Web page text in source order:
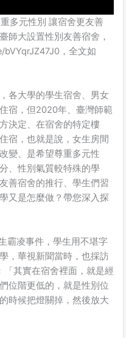
多元性別 讓宿舍更友善
師大設置性別友善宿舍，
，全文如
各大學的學生宿舍、男女
宿，但2020年、臺灣師範
決定、在宿舍的特定樓
宿，也就是說，女生房間
變、是希望尊重多元性
、性別氣質較特殊的學
善宿舍的推行、學生們習
又是怎麼做？帶您深入探
霸凌事件，學生用不堪字
，華視新聞當時，也採訪
其實在宿舍裡面，就是經
位階更低的，就是性別位
時候把燈關掉，然後放大